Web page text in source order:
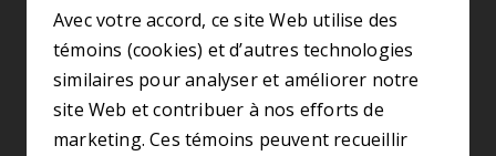
Avec votre accord, ce site Web utilise des
témoins (cookies) et d’autres technologies
similaires pour analyser et améliorer notre
site Web et contribuer à nos efforts de
marketing. Ces témoins peuvent recueillir
S’abonner à l’infolettre
SUIVEZ-NOUS